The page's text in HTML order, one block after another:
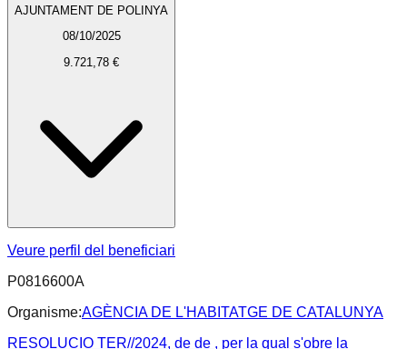
AJUNTAMENT DE POLINYA
08/10/2025
9.721,78 €
Veure perfil del beneficiari
P0816600A
Organisme:AGÈNCIA DE L'HABITATGE DE CATALUNYA
RESOLUCIO TER//2024, de de , per la qual s'obre la